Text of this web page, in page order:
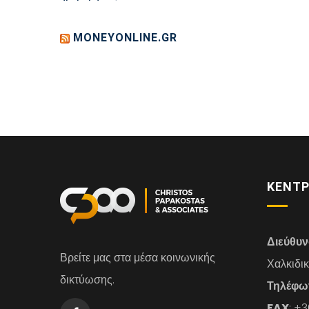
MONEYONLINE.GR
Βρείτε μας στα μέσα κοινωνικής
δικτύωσης.